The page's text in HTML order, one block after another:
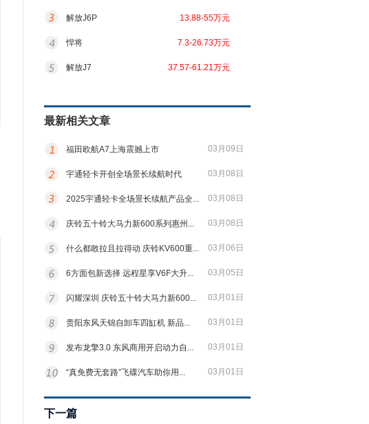
解放J6P 13.88-55万元
悍将 7.3-26.73万元
解放J7 37.57-61.21万元
最新相关文章
福田欧航A7上海震撼上市 03月09日
宇通轻卡开创全场景长续航时代 03月08日
2025宇通轻卡全场景长续航产品全... 03月08日
庆铃五十铃大马力新600系列惠州... 03月08日
什么都敢拉且拉得动 庆铃KV600重... 03月06日
6方面包新选择 远程星享V6F大升... 03月05日
闪耀深圳 庆铃五十铃大马力新600... 03月01日
贵阳东风天锦自卸车四缸机 新品... 03月01日
发布龙擎3.0 东风商用开启动力自... 03月01日
“真免费无套路”飞碟汽车助你用... 03月01日
下一篇